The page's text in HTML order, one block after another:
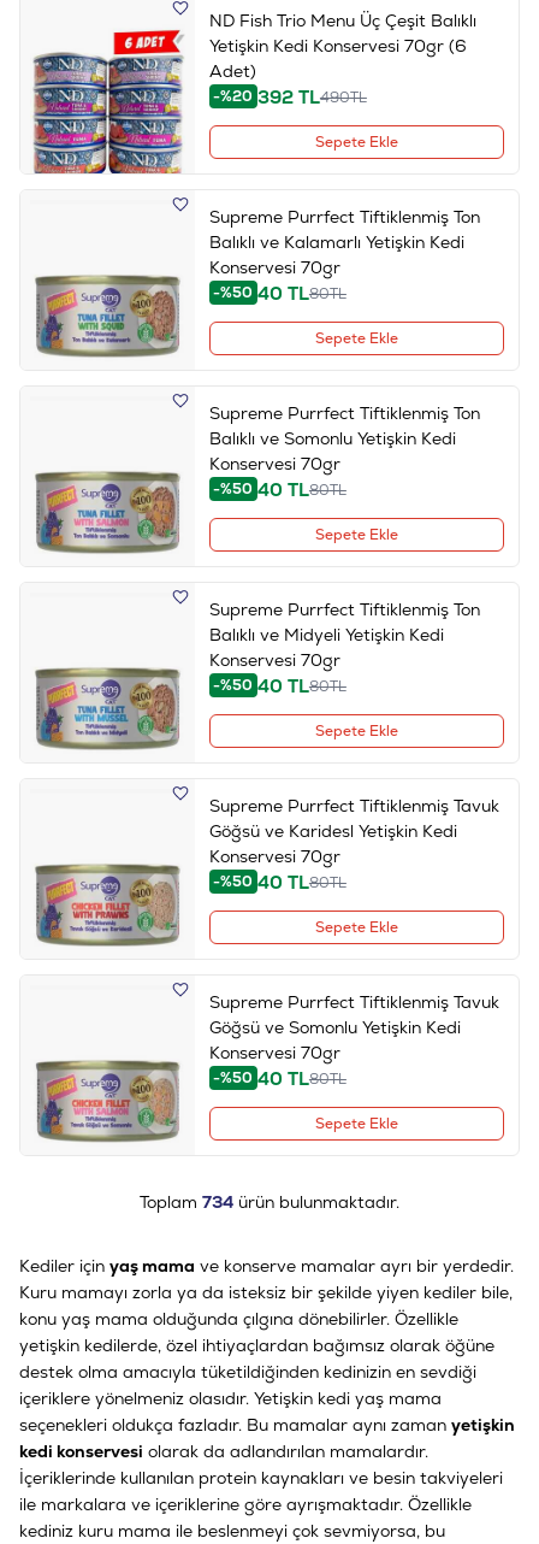
ND Fish Trio Menu Üç Çeşit Balıklı
Yetişkin Kedi Konservesi 70gr (6
Adet)
-%20 392TL490TL
Sepete Ekle
Supreme Purrfect Tiftiklenmiş Ton
Balıklı ve Kalamarlı Yetişkin Kedi
Konservesi 70gr
-%50 40 TL80TL
Sepete Ekle
Supreme Purrfect Tiftiklenmiş Ton
Balıklı ve Somonlu Yetişkin Kedi
Konservesi 70gr
-%50 40 TL80TL
Sepete Ekle
Supreme Purrfect Tiftiklenmiş Ton
Balıklı ve Midyeli Yetişkin Kedi
Konservesi 70gr
-%50 40 TL80TL
Sepete Ekle
Supreme Purrfect Tiftiklenmiş Tavuk
Göğsü ve Karidesl Yetişkin Kedi
Konservesi 70gr
-%50 40 TL80TL
Sepete Ekle
Supreme Purrfect Tiftiklenmiş Tavuk
Göğsü ve Somonlu Yetişkin Kedi
Konservesi 70gr
-%50 40 TL80TL
Sepete Ekle
Toplam 734 ürün bulunmaktadır.
Kediler için yaş mama ve konserve mamalar ayrı bir yerdedir.
Kuru mamayı zorla ya da isteksiz bir şekilde yiyen kediler bile,
konu yaş mama olduğunda çılgına dönebilirler. Özellikle
yetişkin kedilerde, özel ihtiyaçlardan bağımsız olarak öğüne
destek olma amacıyla tüketildiğinden kedinizin en sevdiği
içeriklere yönelmeniz olasıdır. Yetişkin kedi yaş mama
seçenekleri oldukça fazladır. Bu mamalar aynı zaman yetişkin
kedi konservesi olarak da adlandırılan mamalardır.
İçeriklerinde kullanılan protein kaynakları ve besin takviyeleri
ile markalara ve içeriklerine göre ayrışmaktadır. Özellikle
kediniz kuru mama ile beslenmeyi çok sevmiyorsa, bu